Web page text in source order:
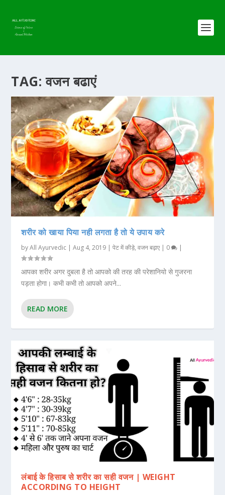
TAG:वजन बढाएं
शरीर को खाया पिया नही लगता है तो ये उपाय करे
byAll Ayurvedic |Aug 4, 2019 |पेट में कीड़े,वजन बढ़ाए | 0 |
आपका शरीर अगर दुबला है तो आपको की तरह की परेशानियो से गुजरना
पड़ता होगा। कभी कभी तो आपको अपने...
READ MORE
लंबाई के हिसाब से शरीर का सही वजन | WEIGHT
ACCORDING TO HEIGHT